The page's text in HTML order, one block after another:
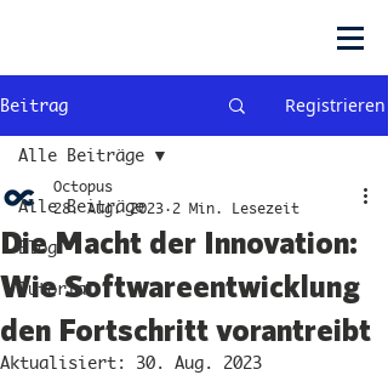
Beitrag Registrieren
Alle Beiträge
Blog
Tutorial
Alle Beiträge
Die Macht der Innovation:
Wie Softwareentwicklung
den Fortschritt vorantreibt
Octopus
28. Aug. 2023 2 Min. Lesezeit
Aktualisiert: 30. Aug. 2023